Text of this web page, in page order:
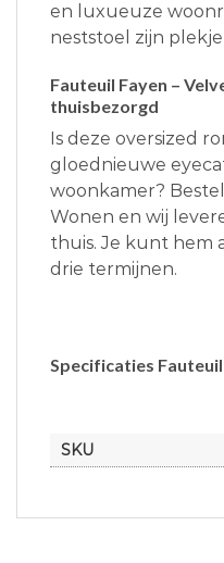
en luxueuze
neststoel zijn
Fauteuil Fayen –
thuisbezorgd
Is deze oversized
gloednieuwe
woonkamer?
Wonen en wij
thuis. Je kunt hem
drie termijnen.
Specificaties
SKU